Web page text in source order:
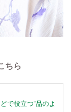
ちら
で役立つ“品のよ